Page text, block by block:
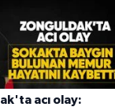
acı olay: